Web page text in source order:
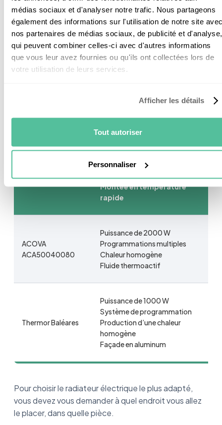
médias sociaux et d'analyser notre trafic. Nous partageons
également des informations sur l'utilisation de notre site
nos partenaires de médias sociaux, de publicité et d'analyse,
qui peuvent combiner celles-ci avec d'autres informations
que vous leur avez fournies ou qu'ils ont collectées lors de
votre utilisation de leurs services.
Afficher les détails
Tout autoriser
Personnaliser
Si vous décidez d’opter pour des radiateurs
électriques, vous êtes à la recherche des meilleurs.
Rassurez-vous, vous pourrez trouver dans ce tableau
les 3 radiateurs électriques à prendre en
considération.
AIRELEC
Technologie à inertie
dynamique
Détection d’ouverture des
fenêtres
Affichage digital
Montée en température
rapide
ACOVA
ACA50040080
Puissance de 2000 W
Programmations multiples
Chaleur homogène
Fluide thermoactif
Thermor Baléares
Puissance de 1000 W
Système de programmation
Production d’une chaleur
homogène
Façade en aluminum
Pour choisir le radiateur électrique le plus adapté,
vous devez vous demander à quel endroit vous allez
le placer, dans quelle pièce.